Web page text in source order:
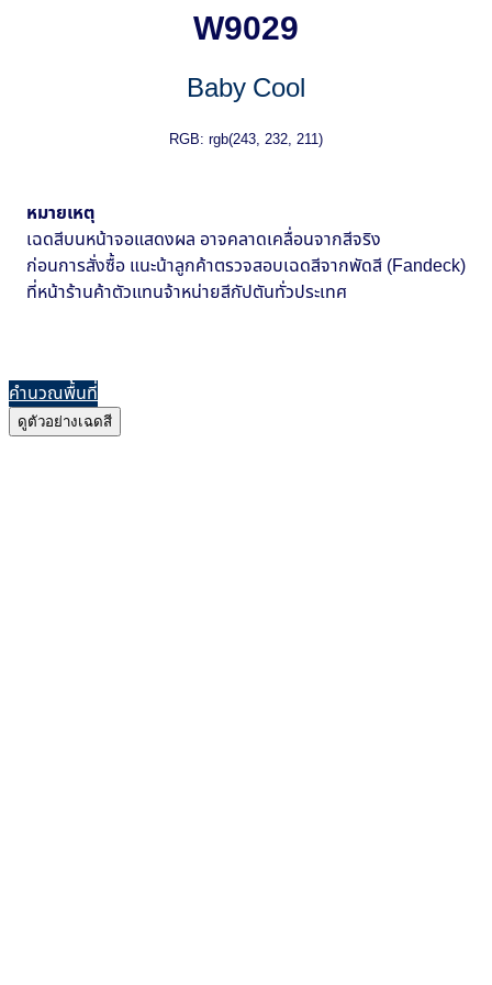
W9029
Baby Cool
RGB: rgb(243, 232, 211)
หมายเหตุ
เฉดสีบนหน้าจอแสดงผล อาจคลาดเคลื่อนจากสีจริง
ก่อนการสั่งซื้อ แนะน้าลูกค้าตรวจสอบเฉดสีจากพัดสี (Fandeck)
ที่หน้าร้านค้าตัวแทนจ้าหน่ายสีกัปตันทั่วประเทศ
คำนวณพื้นที่
ดูตัวอย่างเฉดสี